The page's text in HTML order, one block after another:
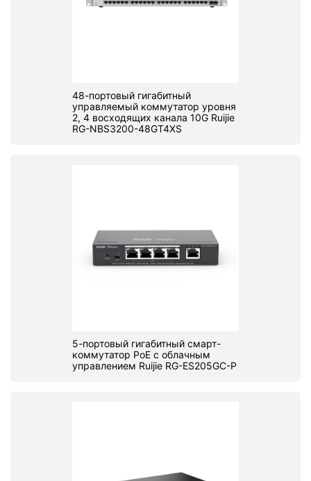
48-портовый гигабитный
управляемый коммутатор уровня
2, 4 восходящих канала 10G Ruijie
RG-NBS3200-48GT4XS
5-портовый гигабитный смарт-
коммутатор PoE с облачным
управлением Ruijie RG-ES205GC-P